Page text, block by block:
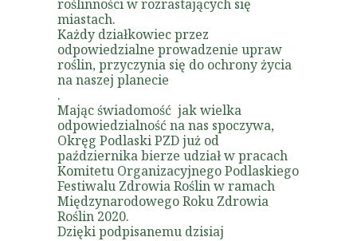
roślinności w rozrastających się
miastach.
Każdy działkowiec przez
odpowiedzialne prowadzenie upraw
roślin, przyczynia się do ochrony życia
na naszej planecie
.
Mając świadomość jak wielka
odpowiedzialność na nas spoczywa,
Okręg Podlaski PZD już od
października bierze udział w pracach
Komitetu Organizacyjnego Podlaskiego
Festiwalu Zdrowia Roślin w ramach
Międzynarodowego Roku Zdrowia
Roślin 2020.
Dzięki podpisanemu dzisiaj